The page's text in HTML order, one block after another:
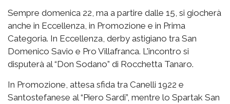
Sempre domenica 22, ma a partire dalle 15, si giocherà
anche in Eccellenza, in Promozione e in Prima
Categoria. In Eccellenza, derby astigiano tra San
Domenico Savio e Pro Villafranca. L'incontro si
disputerà al “Don Sodano” di Rocchetta Tanaro.
In Promozione, attesa sfida tra Canelli 1922 e
Santostefanese al “Piero Sardi”, mentre lo Spartak San